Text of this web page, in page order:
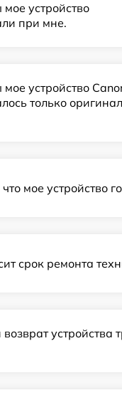
мое устройство
при мне.
мое устройство
только
мое устройство
срок ремонта
устройства